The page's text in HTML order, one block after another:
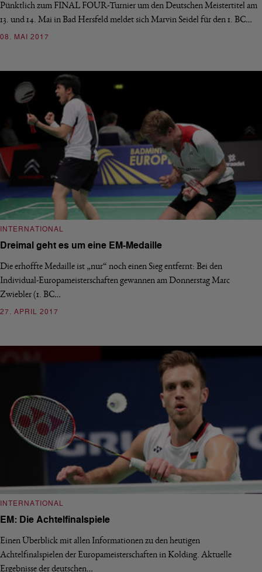
Pünktlich zum FINAL FOUR-Turnier um den Deutschen Meistertitel am
13. und 14. Mai in Bad Hersfeld meldet sich Marvin Seidel für den 1. BC…
08. MAI 2017
INTERNATIONAL
Dreimal geht es um eine EM-Medaille
Die erhoffte Medaille ist „nur“ noch einen Sieg entfernt: Bei den
Individual-Europameisterschaften gewannen am Donnerstag Marc
Zwiebler (1. BC…
27. APRIL 2017
INTERNATIONAL
EM: Die Achtelfinalspiele
Einen Überblick mit allen Informationen zu den heutigen
Achtelfinalspielen der Europameisterschaften in Kolding. Aktuelle
Ergebnisse der deutschen…